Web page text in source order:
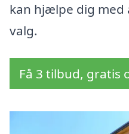
kan hjælpe dig
valg.
Få 3 tilbud, gratis